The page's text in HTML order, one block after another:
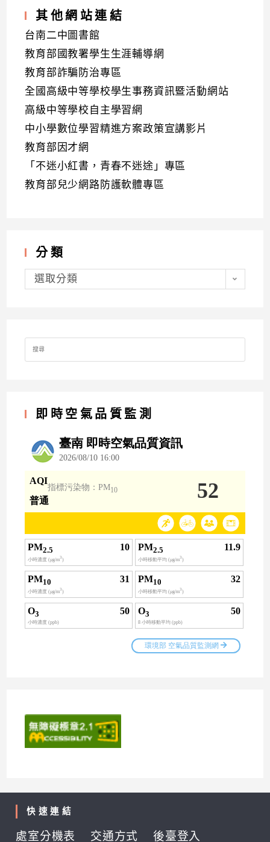
其他網站連結
台南二中圖書館
教育部國教署學生生涯輔導網
教育部詐騙防治專區
全國高級中等學校學生事務資訊暨活動網站
高級中等學校自主學習網
中小學數位學習精進方案政策宣講影片
教育部因才網
「不迷小紅書，青春不迷途」專區
教育部兒少網路防護軟體專區
分類
分
類選取分類
Search
for:
即時空氣品質監測
快速連結
處室分機表 交通方式 後臺登入